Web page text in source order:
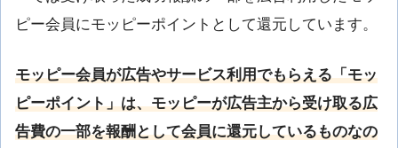
ピー会員にモッピーポイントとして還元しています。
モッピー会員が広告やサービス利用でもらえる「モッ
ピーポイント」は、モッピーが広告主から受け取る広
告費の一部を報酬として会員に還元しているものなの